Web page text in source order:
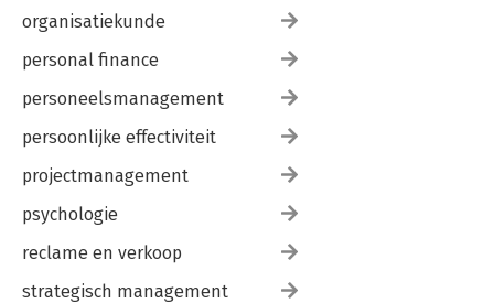
organisatiekunde
personal finance
personeelsmanagement
persoonlijke effectiviteit
projectmanagement
psychologie
reclame en verkoop
strategisch management